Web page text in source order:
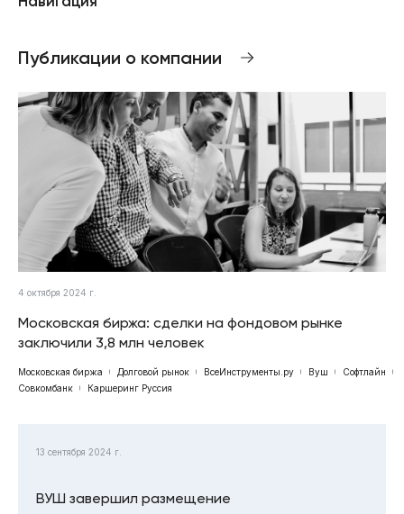
Публикации о компании
4 октября 2024 г.
Московская биржа: сделки на фондовом рынке
заключили 3,8 млн человек
Московская биржа Долговой рынок ВсеИнструменты.ру Вуш
Софтлайн
Совкомбанк
Каршеринг Руссия
13 сентября 2024 г.
ВУШ завершил размещение